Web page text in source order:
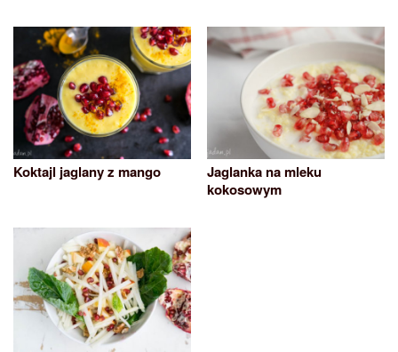
Koktajl jaglany z mango
Jaglanka na mleku
kokosowym